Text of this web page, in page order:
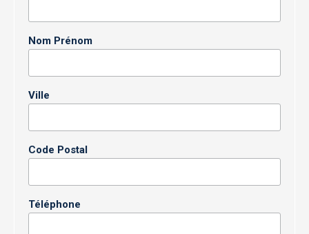
Nom Prénom
Ville
Code Postal
Téléphone